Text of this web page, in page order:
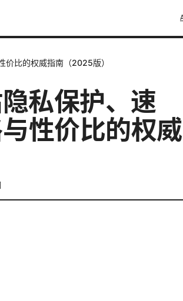
价比的权威指南（2025版）
私保护、速
性价比的权威